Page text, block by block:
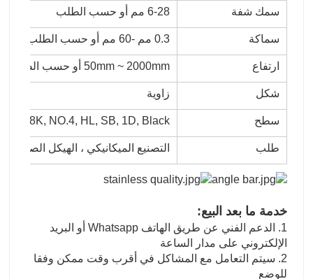
سمك شفة 6-28 مم أو حسب الطلب
سماكة 0.3 مم -60 مم أو حسب الطلب
ارتفاع 50mm ~ 2000mm أو حسب الطلب
شكل زاوية
سطح 6K, 8K, NO.4, HL, SB, 1D, Black
طلب التصنيع الميكانيكي ، الهيكل الصلب
خدمة ما بعد البيع:
1. الدعم الفني عن طريق الهاتف Whatsapp أو البريد
الإلكتروني على مدار الساعة
2. سيتم التعامل مع المشاكل في أقرب وقت ممكن وفقا
للوضع